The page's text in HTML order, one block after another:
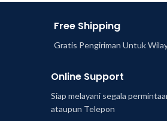
Free Shipping
Gratis Pengiriman Untuk
Online Support
Siap melayani segala
ataupun Telepon